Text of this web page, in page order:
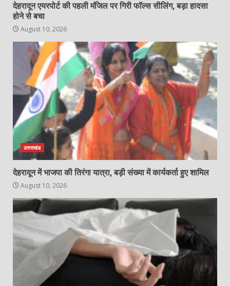
देहरादून एयरपोर्ट की पहली मंजिल पर गिरी फॉल्स सीलिंग, बड़ा हादसा
होने से बचा
August 10, 2026
उत्तराखंड
देहरादून में भाजपा की तिरंगा यात्रा, बड़ी संख्या में कार्यकर्ता हुए शामिल
August 10, 2026